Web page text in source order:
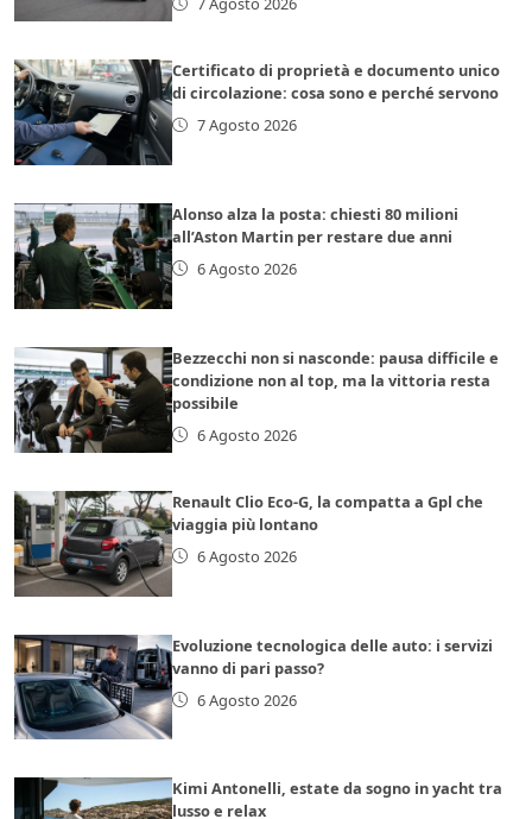
Certificato di proprietà e documento unico
di circolazione: cosa sono e perché servono
7 Agosto 2026
Alonso alza la posta: chiesti 80 milioni
all’Aston Martin per restare due anni
6 Agosto 2026
Bezzecchi non si nasconde: pausa difficile e
condizione non al top, ma la vittoria resta
possibile
6 Agosto 2026
Renault Clio Eco-G, la compatta a Gpl che
viaggia più lontano
6 Agosto 2026
Evoluzione tecnologica delle auto: i servizi
vanno di pari passo?
6 Agosto 2026
Kimi Antonelli, estate da sogno in yacht tra
lusso e relax